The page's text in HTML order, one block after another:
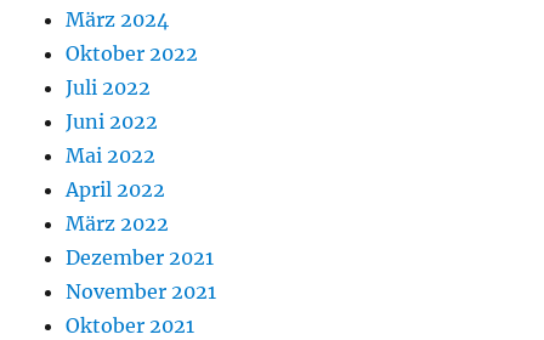
März 2024
Oktober 2022
Juli 2022
Juni 2022
Mai 2022
April 2022
März 2022
Dezember 2021
November 2021
Oktober 2021